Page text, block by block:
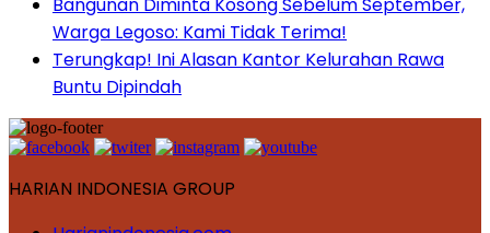
Bangunan Diminta Kosong Sebelum September,
Warga Legoso: Kami Tidak Terima!
Terungkap! Ini Alasan Kantor Kelurahan Rawa
Buntu Dipindah
HARIAN INDONESIA GROUP